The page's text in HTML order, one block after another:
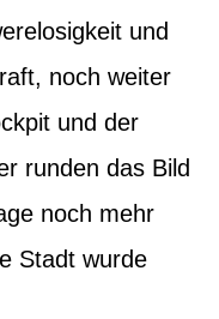
und
noch weiter
und der
runden das Bild
noch mehr
Stadt wurde